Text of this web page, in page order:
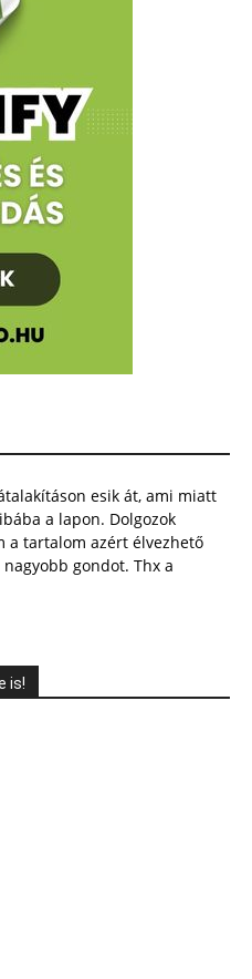
esik át, ami miatt
a lapon. Dolgozok
a tartalom azért élvezhető
gondot. Thx a
is!